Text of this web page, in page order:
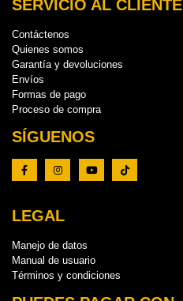
SERVICIO AL CLIENTE
Contáctenos
Quienes somos
Garantía y devoluciones
Envíos
Formas de pago
Proceso de compra
SÍGUENOS
LEGAL
Manejo de datos
Manual de usuario
Términos y condiciones